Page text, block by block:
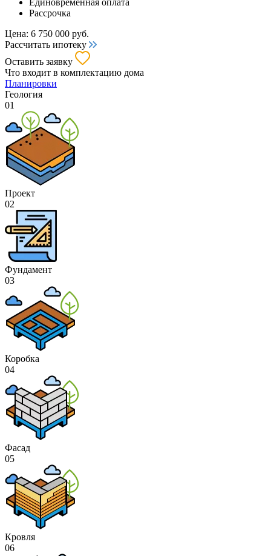
Единовременная оплата
Рассрочка
Цена: 6 750 000 руб.
Рассчитать ипотеку
Оставить заявку
Что входит в комплектацию дома
Планировки
Геология
01
Проект
02
Фундамент
03
Коробка
04
Фасад
05
Кровля
06